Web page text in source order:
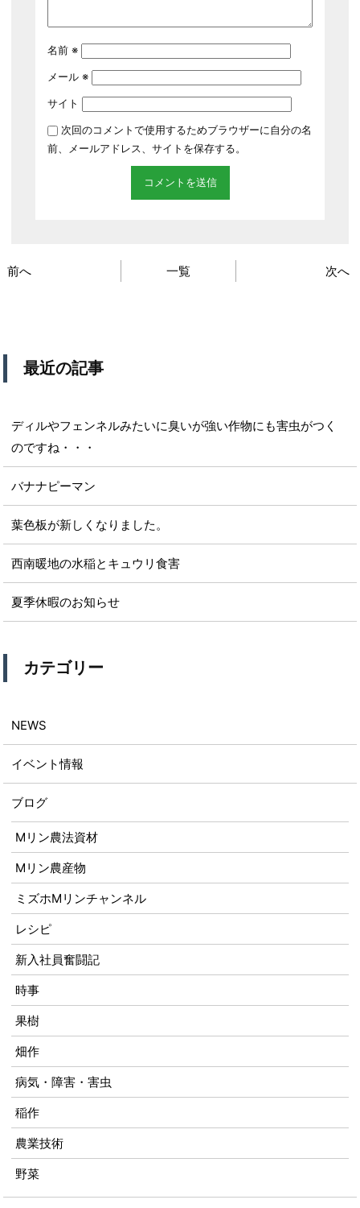
名前 ※
メール ※
サイト
次回のコメントで使用するためブラウザーに自分の名
前、メールアドレス、サイトを保存する。
前へ 一覧 次へ
最近の記事
ディルやフェンネルみたいに臭いが強い作物にも害虫がつく
のですね・・・
バナナピーマン
葉色板が新しくなりました。
西南暖地の水稲とキュウリ食害
夏季休暇のお知らせ
カテゴリー
NEWS
イベント情報
ブログ
Mリン農法資材
Mリン農産物
ミズホMリンチャンネル
レシピ
新入社員奮闘記
時事
果樹
畑作
病気・障害・害虫
稲作
農業技術
野菜